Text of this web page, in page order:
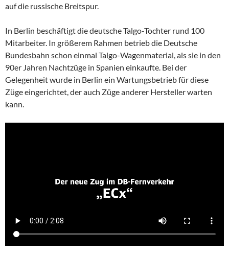
auf die russische Breitspur.
In Berlin beschäftigt die deutsche Talgo-Tochter rund 100
Mitarbeiter. In größerem Rahmen betrieb die Deutsche
Bundesbahn schon einmal Talgo-Wagenmaterial, als sie in den
90er Jahren Nachtzüge in Spanien einkaufte. Bei der
Gelegenheit wurde in Berlin ein Wartungsbetrieb für diese
Züge eingerichtet, der auch Züge anderer Hersteller warten
kann.